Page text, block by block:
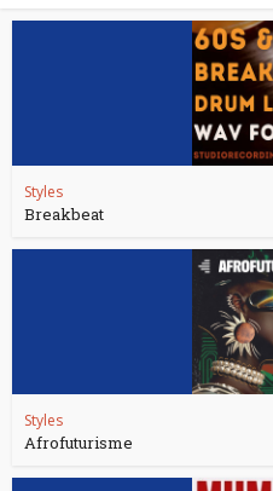
Styles
Breakbeat
Styles
Afrofuturisme